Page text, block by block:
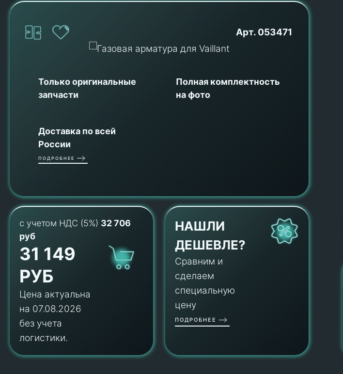
Арт. 053471
Только оригинальные
запчасти
Полная комплектность
на фото
Доставка по всей
России
ПОДРОБНЕЕ
с учетом НДС (5%) 32 706
руб
31 149
РУБ
Цена актуальна
на 07.08.2026
без учета
логистики.
НАШЛИ
ДЕШЕВЛЕ?
Сравним и
сделаем
специальную
цену
ПОДРОБНЕЕ